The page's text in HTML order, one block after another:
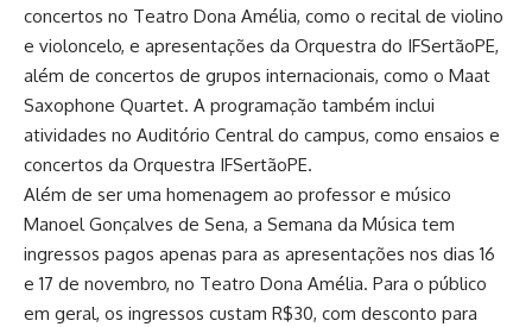
concertos no Teatro Dona Amélia, como o recital de violino
e violoncelo, e apresentações da Orquestra do IFSertãoPE,
além de concertos de grupos internacionais, como o Maat
Saxophone Quartet. A programação também inclui
atividades no Auditório Central do campus, como ensaios e
concertos da Orquestra IFSertãoPE.
Além de ser uma homenagem ao professor e músico
Manoel Gonçalves de Sena, a Semana da Música tem
ingressos pagos apenas para as apresentações nos dias 16
e 17 de novembro, no Teatro Dona Amélia. Para o público
em geral, os ingressos custam R$30, com desconto para